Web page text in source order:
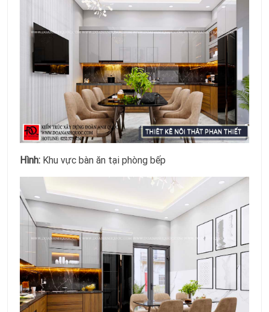
Hình: Khu vực bàn ăn tại phòng bếp